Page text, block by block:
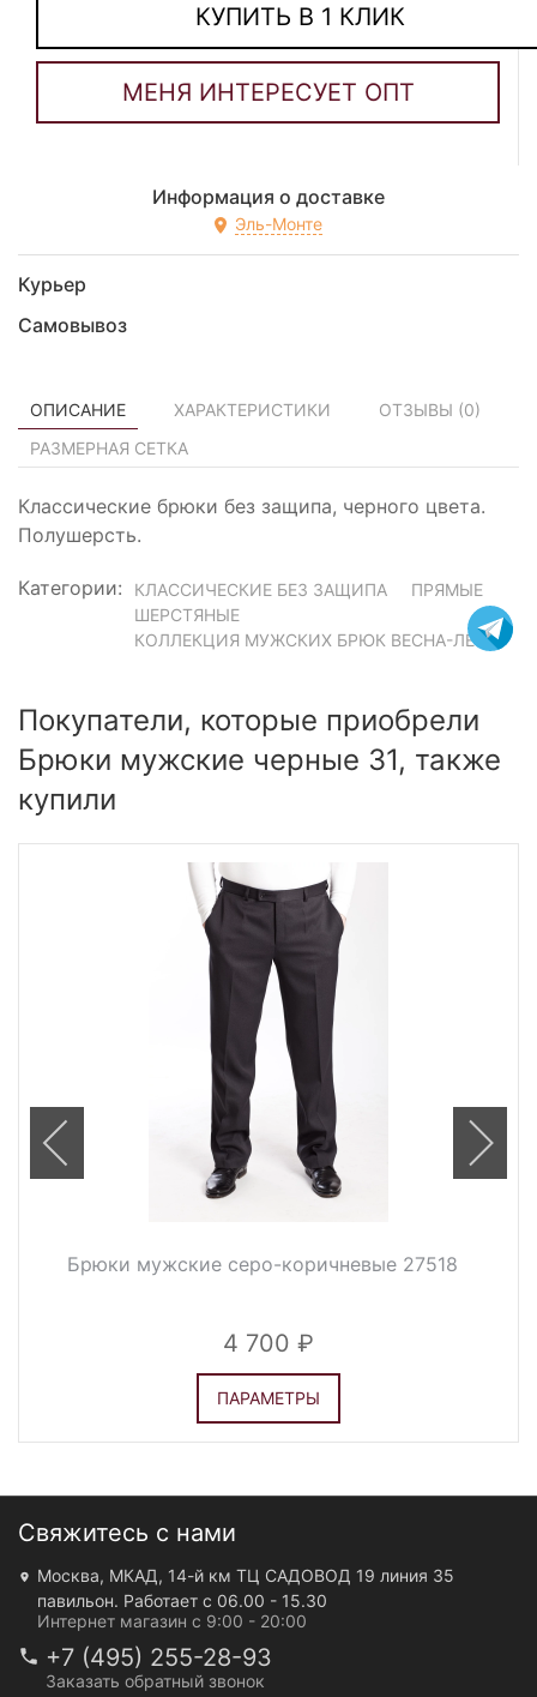
КУПИТЬ В 1 КЛИК
Информация о доставке
Эль-Монте
Курьер
Самовывоз
ОПИСАНИЕ ХАРАКТЕРИСТИКИ ОТЗЫВЫ (0)
РАЗМЕРНАЯ СЕТКА
Классические брюки без защипа, черного цвета.
Полушерсть.
Категории: КЛАССИЧЕСКИЕ БЕЗ ЗАЩИПА
ПРЯМЫЕ
ШЕРСТЯНЫЕ
КОЛЛЕКЦИЯ МУЖСКИХ БРЮК ВЕСНА-ЛЕТО
Покупатели, которые приобрели
Брюки мужские черные 31, также
купили
Брюки мужские серо-коричневые 27518
4 700
ПАРАМЕТРЫ
Свяжитесь с нами
Москва, МКАД, 14-й км ТЦ САДОВОД 19 линия 35
павильон. Работает с 06.00 - 15.30
Интернет магазин с 9:00 - 20:00
+7 (495) 255-28-93
Заказать обратный звонок